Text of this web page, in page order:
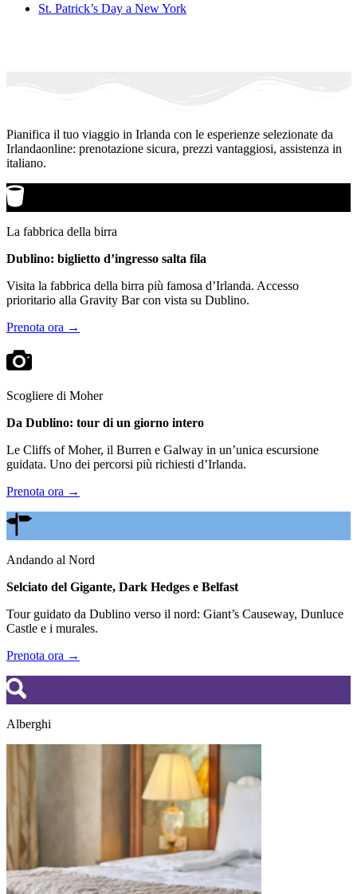
St. Patrick’s Day a New York
Pianifica il tuo viaggio in Irlanda con le esperienze selezionate da
Irlandaonline: prenotazione sicura, prezzi vantaggiosi, assistenza in
italiano.
La fabbrica della birra
Dublino: biglietto d’ingresso salta fila
Visita la fabbrica della birra più famosa d’Irlanda. Accesso
prioritario alla Gravity Bar con vista su Dublino.
Prenota ora →
Scogliere di Moher
Da Dublino: tour di un giorno intero
Le Cliffs of Moher, il Burren e Galway in un’unica escursione
guidata. Uno dei percorsi più richiesti d’Irlanda.
Prenota ora →
Andando al Nord
Selciato del Gigante, Dark Hedges e Belfast
Tour guidato da Dublino verso il nord: Giant’s Causeway, Dunluce
Castle e i murales.
Prenota ora →
Alberghi